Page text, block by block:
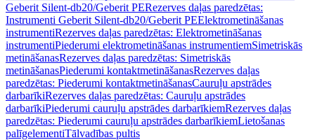
Geberit Silent-db20/Geberit PERezerves daļas paredzētas:
Instrumenti Geberit Silent-db20/Geberit PEElektrometināšanas
instrumentiRezerves daļas paredzētas: Elektrometināšanas
instrumentiPiederumi elektrometināšanas instrumentiemSimetriskās
metināšanasRezerves daļas paredzētas: Simetriskās
metināšanasPiederumi kontaktmetināšanasRezerves daļas
paredzētas: Piederumi kontaktmetināšanasCauruļu apstrādes
darbarīkiRezerves daļas paredzētas: Cauruļu apstrādes
darbarīkiPiederumi cauruļu apstrādes darbarīkiemRezerves daļas
paredzētas: Piederumi cauruļu apstrādes darbarīkiemLietošanas
palīgelementiTālvadības pultis